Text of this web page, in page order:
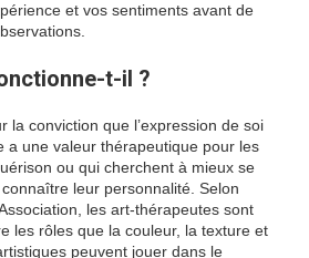
et vos sentiments avant de
t-il ?
la conviction que l’expression de soi
a une valeur thérapeutique pour les
ou qui cherchent à mieux se
leur personnalité. Selon
les art-thérapeutes sont
les rôles que la couleur, la texture et
peuvent jouer dans le